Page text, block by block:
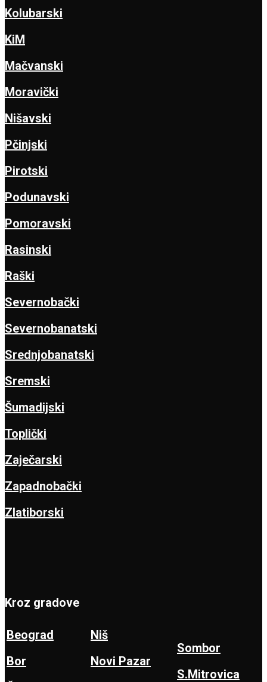
Kolubarski
KiM
Mačvanski
Moravički
Nišavski
Pčinjski
Pirotski
Podunavski
Pomoravski
Rasinski
Raški
Severnobački
Severnobanatski
Srednjobanatski
Sremski
Šumadijski
Toplički
Zaječarski
Zapadnobački
Zlatiborski
Kroz gradove
Beograd
Bor
Niš
Novi Pazar
Sombor
S.Mitrovica